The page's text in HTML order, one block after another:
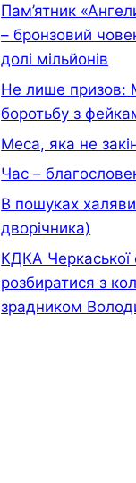
Пам’ятник
– бронзовий
долі мільйонів
Не лише призов:
боротьбу з
Меса, яка не
Час –
В пошуках
дворiчника)
КДКА Черкаської
розбиратися з
зрадником